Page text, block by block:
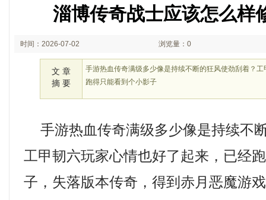
淄博传奇战士应该怎么样
时间：2026-07-02 浏览量：0
文 章
摘 要
手游热血传奇满级多少像是持续不断的狂风使劲刮着？
跑得只能看到个小影子
手游热血传奇满级多少像是持续不
工甲韧六玩家心情也好了起来，已经
子，失落版本传奇，得到赤月恶魔游